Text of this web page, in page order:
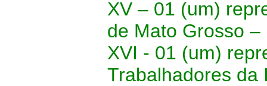
XV – 01 (um)
de Mato Grosso –
XVI - 01 (um)
Trabalhadores da